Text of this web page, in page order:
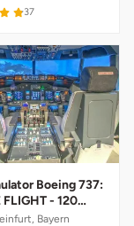
37
Boeing 737:
FLIGHT - 120
Bayern